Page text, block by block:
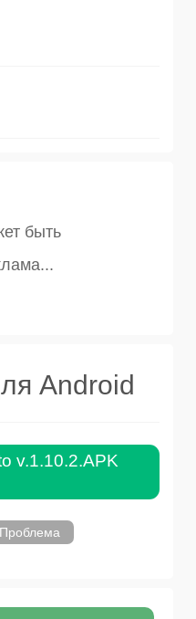
Android
v.1.10.2.APK